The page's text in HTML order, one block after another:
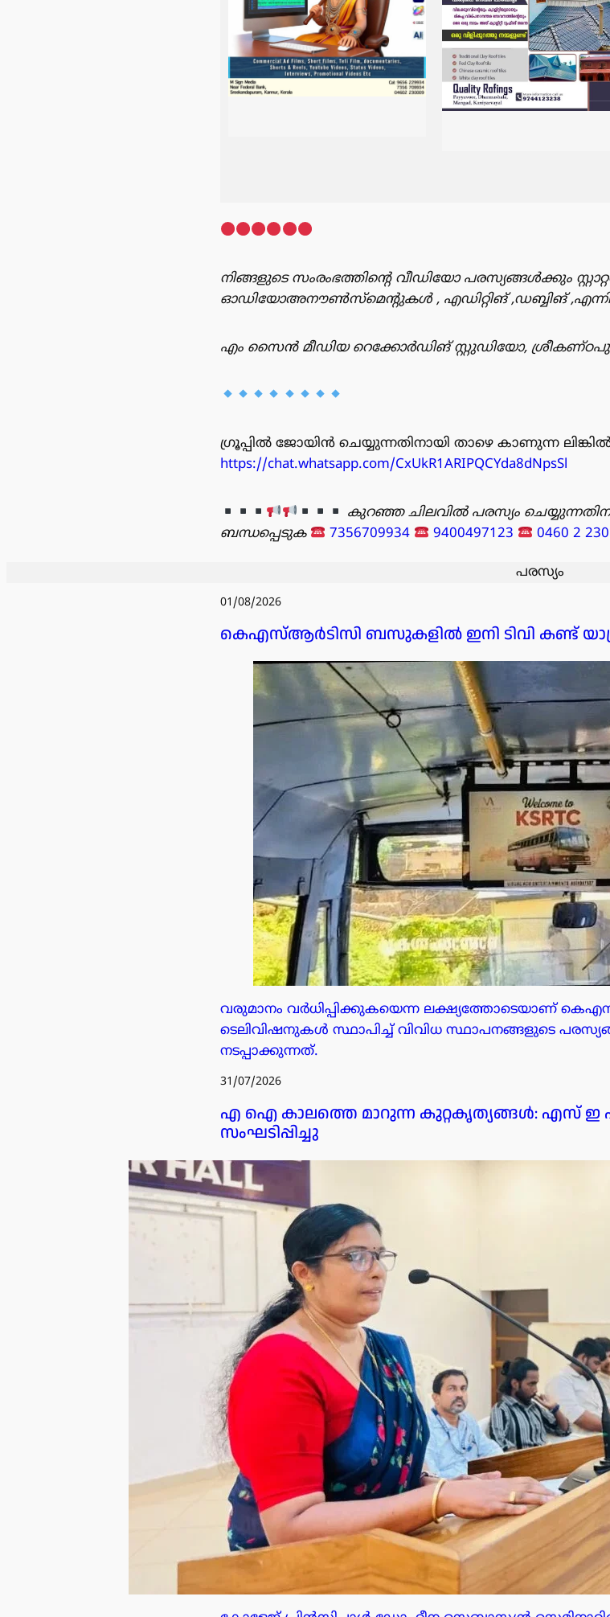
നിങ്ങളുടെ സംരംഭത്തിൻ്റെ വീഡിയോ പരസ്യങ്ങൾക്കും
ഓഡിയോഅനൗൺസ്‌മെന്റുകൾ , എഡിറ്റിങ് ,ഡബ്ബിങ്
എം സൈൻ മീഡിയ റെക്കോർഡിങ് സ്റ്റുഡിയോ,
ഗ്രൂപ്പിൽ ജോയിൻ ചെയ്യുന്നതിനായി താഴെ കാണുന്ന
https://chat.whatsapp.com/CxUkR1ARIPQCYda8dNpsSl
കുറഞ്ഞ ചിലവിൽ പരസ്യം
ബന്ധപ്പെടുക
7356709934 9400497123 0460 2
പരസ്യം
01/08/2026
കെഎസ്ആർടിസി ബസുകളിൽ ഇനി ടിവി കണ്ട്
വരുമാനം വർധിപ്പിക്കുകയെന്ന ലക്ഷ്യത്തോടെയാണ്
ടെലിവിഷനുകൾ സ്ഥാപിച്ച് വിവിധ സ്ഥാപനങ്ങളുടെ
നടപ്പാക്കുന്നത്.
31/07/2026
എ ഐ കാലത്തെ മാറുന്ന കുറ്റകൃത്യങ്ങൾ: എസ് ഇ
സംഘടിപ്പിച്ചു